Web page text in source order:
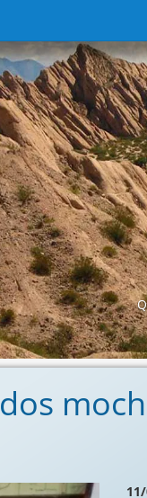
Este sitio web está
disentir ideas, con la
comunicación,